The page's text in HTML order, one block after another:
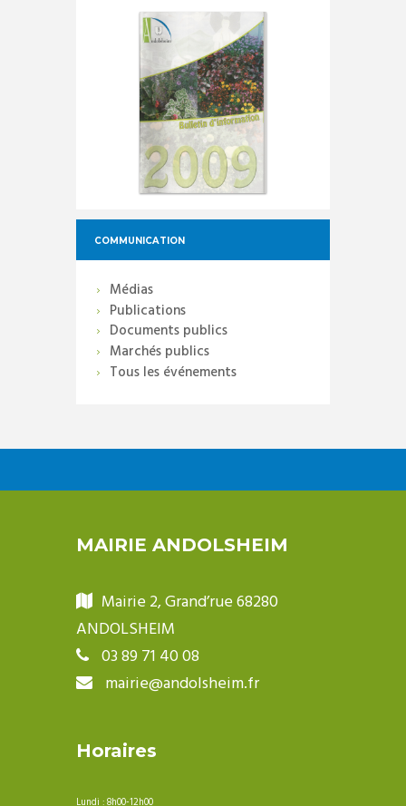
COMMUNICATION
Médias
Publications
Documents publics
Marchés publics
Tous les événements
MAIRIE ANDOLSHEIM
Mairie 2, Grand’rue 68280
ANDOLSHEIM
03 89 71 40 08
mairie@andolsheim.fr
Horaires